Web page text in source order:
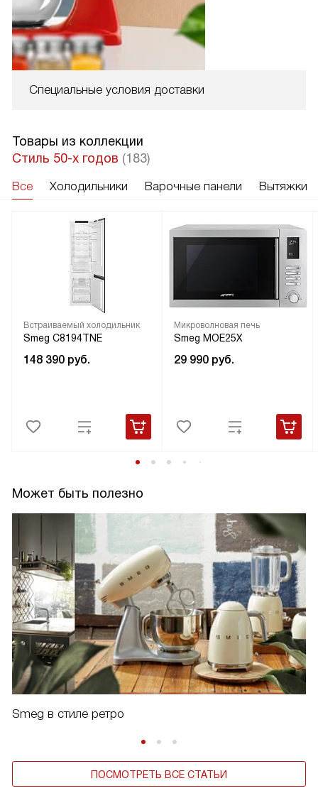
Специальные условия доставки
Товары из коллекции
Стиль 50-х годов (183)
Все Холодильники Варочные панели Вытяжки
Встраиваемый холодильник
Smeg C8194TNE
148 390 руб.
Микроволновая печь
Smeg MOE25X
29 990 руб.
Может быть полезно
Smeg в стиле ретро
ПОСМОТРЕТЬ ВСЕ СТАТЬИ